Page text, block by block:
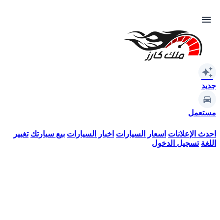
menu
auto_awesome
جديد
مستعمل
احدث الإعلانات اسعار السيارات اخبار السيارات بيع سيارتك تغيير
اللغة تسجيل الدخول